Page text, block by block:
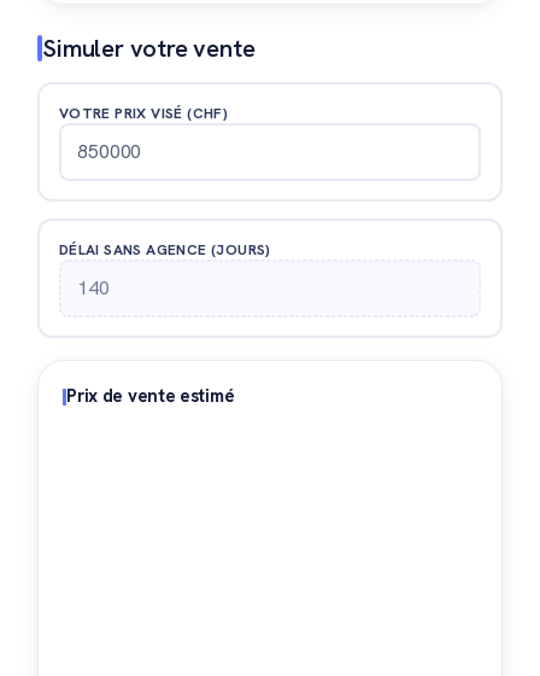
Simuler votre vente
VOTRE PRIX VISÉ (CHF)
DÉLAI SANS AGENCE (JOURS)
Prix de vente estimé